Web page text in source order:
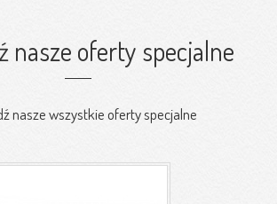
nasze oferty specjalne
nasze wszystkie oferty specjalne